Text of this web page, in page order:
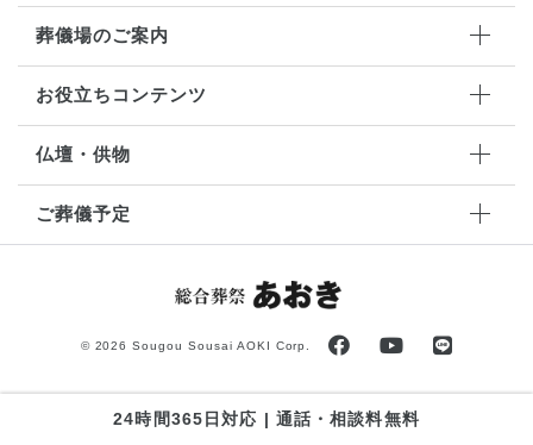
葬儀場のご案内
お役立ちコンテンツ
仏壇・供物
ご葬儀予定
© 2026 Sougou Sousai AOKI Corp.
24時間365日対応 | 通話・相談料無料